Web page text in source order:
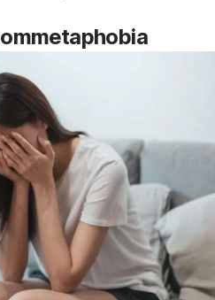
ommetaphobia